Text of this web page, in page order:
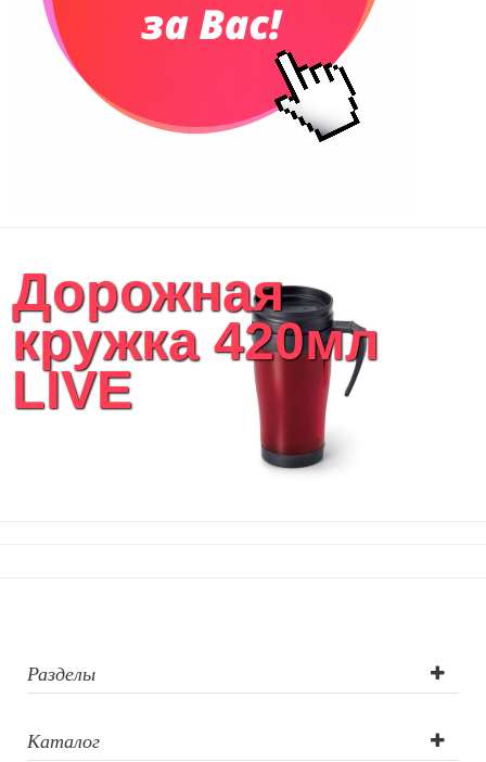
Дорожная
кружка 420мл
LIVE
Разделы
Каталог